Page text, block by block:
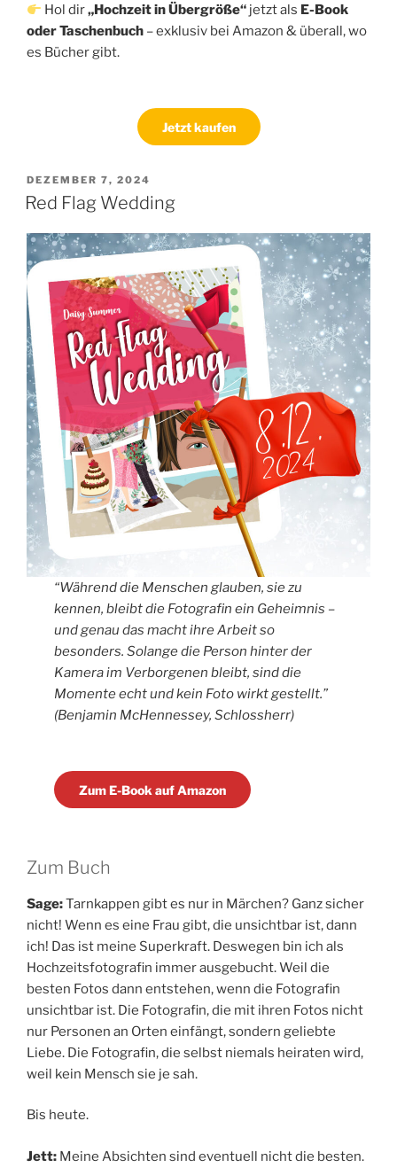
Hol dir„Hochzeit in Übergröße“ jetzt als E-Book
oder Taschenbuch – exklusiv bei Amazon & überall, wo
es Bücher gibt.
Jetzt kaufen
VERÖFFENTLICHT
AM
DEZEMBER 7, 2024
Red Flag Wedding
“Während die Menschen glauben, sie zu
kennen, bleibt die Fotografin ein Geheimnis –
und genau das macht ihre Arbeit so
besonders. Solange die Person hinter der
Kamera im Verborgenen bleibt, sind die
Momente echt und kein Foto wirkt gestellt.”
(Benjamin McHennessey, Schlossherr)
Zum E-Book auf Amazon
Zum Buch
Sage:Tarnkappen gibt es nur in Märchen? Ganz sicher
nicht! Wenn es eine Frau gibt, die unsichtbar ist, dann
ich! Das ist meine Superkraft. Deswegen bin ich als
Hochzeitsfotografin immer ausgebucht. Weil die
besten Fotos dann entstehen, wenn die Fotografin
unsichtbar ist. Die Fotografin, die mit ihren Fotos nicht
nur Personen an Orten einfängt, sondern geliebte
Liebe. Die Fotografin, die selbst niemals heiraten wird,
weil kein Mensch sie je sah.
Bis heute.
Jett: Meine Absichten sind eventuell nicht die besten.